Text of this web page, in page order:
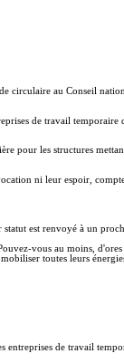
circulaire au Conseil
de travail temporaire
pour les structures
ni leur espoir,
est renvoyé à un
vous au moins, d'ores
toutes leurs
de travail